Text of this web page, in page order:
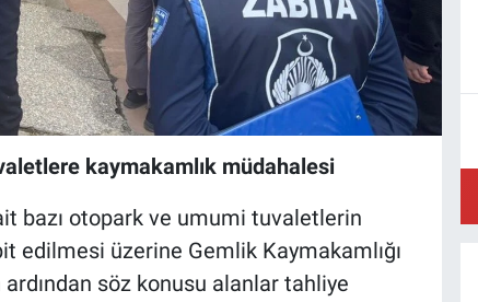
kaymakamlık müdahalesi
bazı otopark ve umumi tuvaletlerin
edilmesi üzerine Gemlik Kaymakamlığı
söz konusu alanlar tahliye